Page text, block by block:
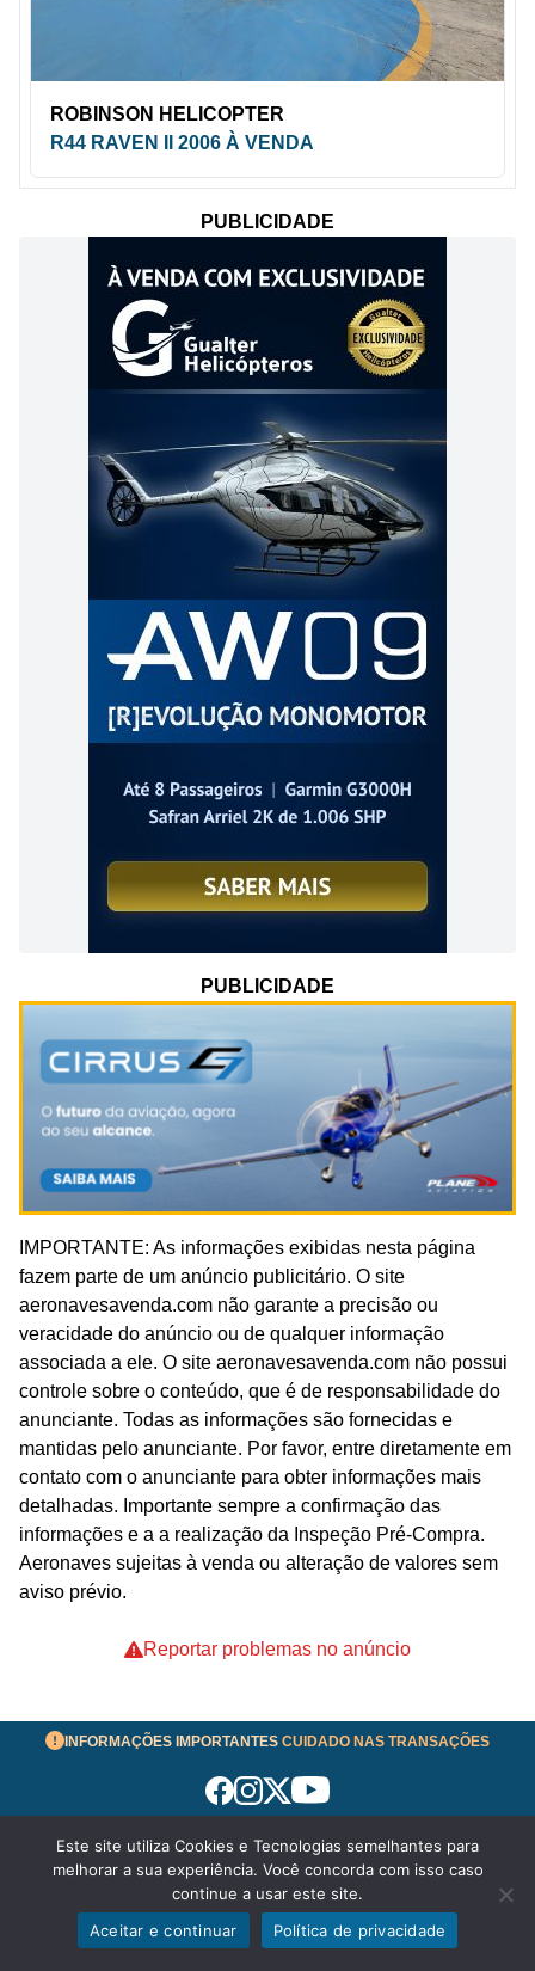
WhatsApp Enviar mensagem
ROBINSON HELICOPTER
R44 RAVEN II 2006 À VENDA
PUBLICIDADE
PUBLICIDADE
IMPORTANTE: As informações exibidas nesta página
fazem parte de um anúncio publicitário. O site
aeronavesavenda.com não garante a precisão ou
veracidade do anúncio ou de qualquer informação
associada a ele. O site aeronavesavenda.com não possui
controle sobre o conteúdo, que é de responsabilidade do
anunciante. Todas as informações são fornecidas e
mantidas pelo anunciante. Por favor, entre diretamente em
contato com o anunciante para obter informações mais
detalhadas. Importante sempre a confirmação das
informações e a a realização da Inspeção Pré-Compra.
Aeronaves sujeitas à venda ou alteração de valores sem
aviso prévio.
Reportar problemas no anúncio
INFORMAÇÕES IMPORTANTES CUIDADO NAS TRANSAÇÕES
Termos de Uso
© 2026 aeronavesavenda.com | Todos os Direitos
Reservados!
Política de Privacidade
Este site utiliza Cookies e Tecnologias semelhantes para
melhorar a sua experiência. Você concorda com isso caso
continue a usar este site.
Aceitar e continuar
Política de privacidade